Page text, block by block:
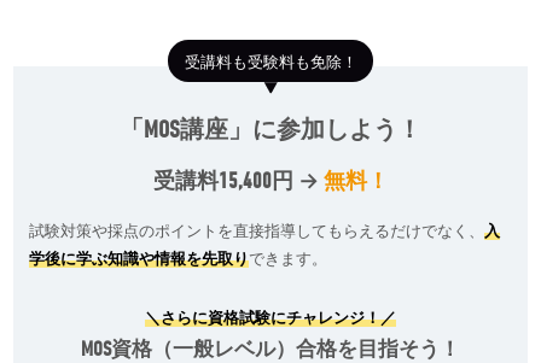
受講料も受験料も免除！
「MOS講座」に参加しよう！
受講料15,400円 → 無料！
試験対策や採点のポイントを直接指導してもらえるだけでなく、入
学後に学ぶ知識や情報を先取りできます。
＼さらに資格試験にチャレンジ！／
MOS資格（一般レベル）合格を目指そう！